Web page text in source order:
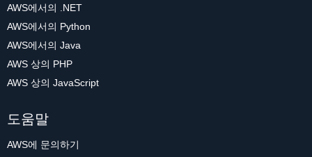
AWS에서의 .NET
AWS에서의 Python
AWS에서의 Java
AWS 상의 PHP
AWS 상의 JavaScript
도움말
AWS에 문의하기